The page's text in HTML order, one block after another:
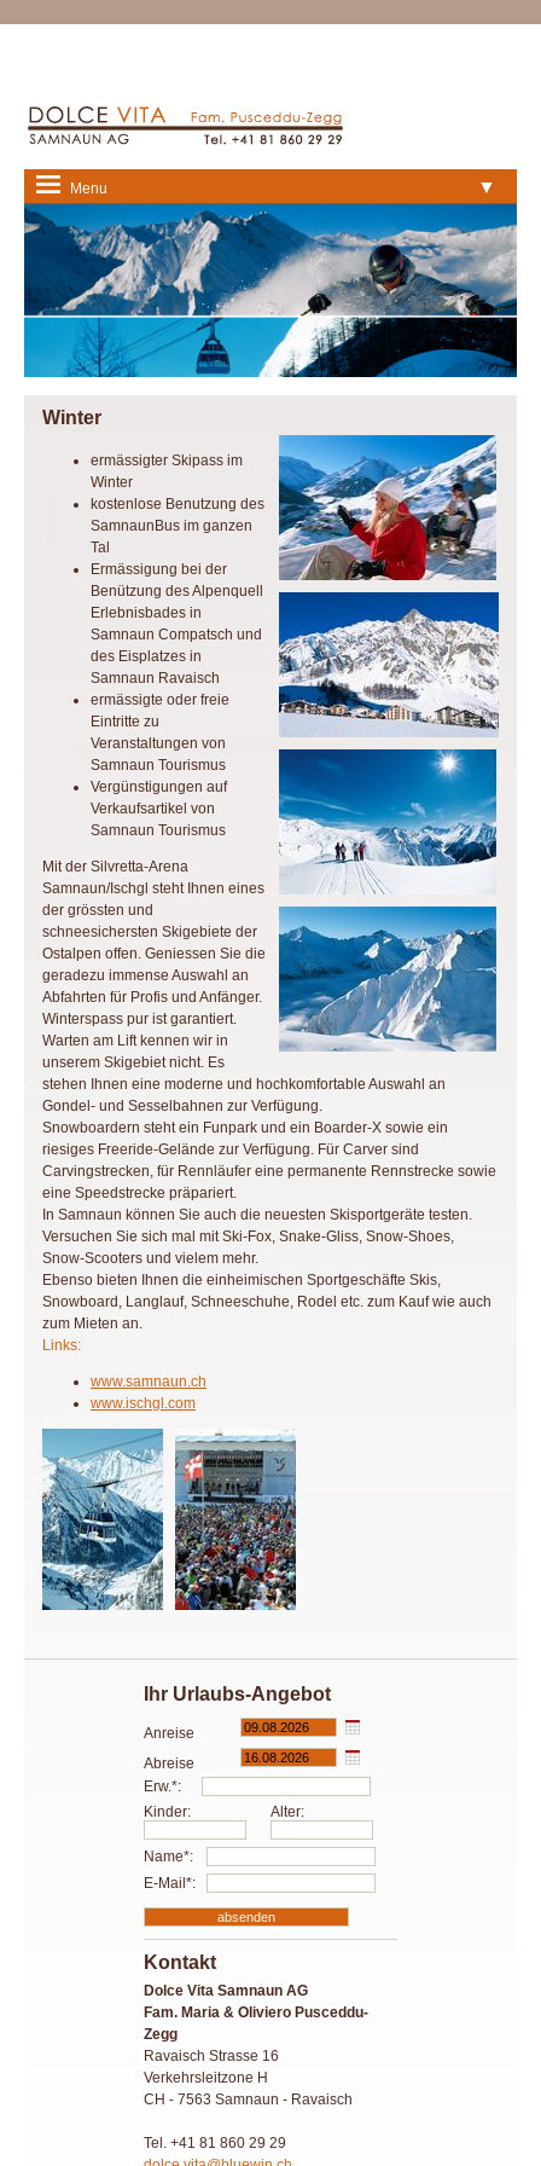
Menu ▼
Winter
ermässigter Skipass im
Winter
kostenlose Benutzung des
SamnaunBus im ganzen
Tal
Ermässigung bei der
Benützung des Alpenquell
Erlebnisbades in
Samnaun Compatsch und
des Eisplatzes in
Samnaun Ravaisch
ermässigte oder freie
Eintritte zu
Veranstaltungen von
Samnaun Tourismus
Vergünstigungen auf
Verkaufsartikel von
Samnaun Tourismus
Mit der Silvretta-Arena
Samnaun/Ischgl steht Ihnen eines
der grössten und
schneesichersten Skigebiete der
Ostalpen offen. Geniessen Sie die
geradezu immense Auswahl an
Abfahrten für Profis und Anfänger.
Winterspass pur ist garantiert.
Warten am Lift kennen wir in
unserem Skigebiet nicht. Es
stehen Ihnen eine moderne und hochkomfortable Auswahl an
Gondel- und Sesselbahnen zur Verfügung.
Snowboardern steht ein Funpark und ein Boarder-X sowie ein
riesiges Freeride-Gelände zur Verfügung. Für Carver sind
Carvingstrecken, für Rennläufer eine permanente Rennstrecke sowie
eine Speedstrecke präpariert.
In Samnaun können Sie auch die neuesten Skisportgeräte testen.
Versuchen Sie sich mal mit Ski-Fox, Snake-Gliss, Snow-Shoes,
Snow-Scooters und vielem mehr.
Ebenso bieten Ihnen die einheimischen Sportgeschäfte Skis,
Snowboard, Langlauf, Schneeschuhe, Rodel etc. zum Kauf wie auch
zum Mieten an.
Links:
www.samnaun.ch
www.ischgl.com
Ihr Urlaubs-Angebot
Anreise
Abreise
Erw.*:
Kinder:
Alter:
Name*:
E-Mail*:
Kontakt
Dolce Vita Samnaun AG
Fam. Maria & Oliviero Pusceddu-
Zegg
Ravaisch Strasse 16
Verkehrsleitzone H
CH - 7563 Samnaun - Ravaisch
Tel. +41 81 860 29 29